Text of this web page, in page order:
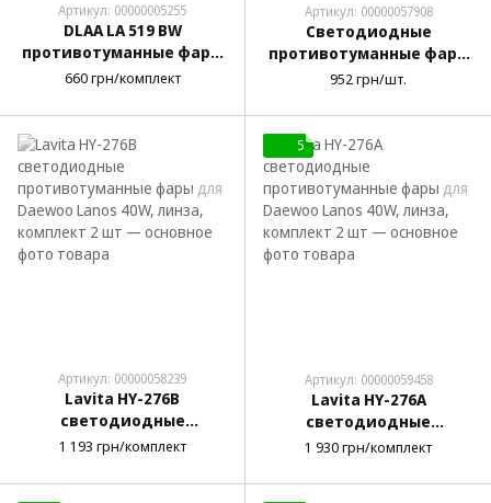
Артикул: 00000005255
DLAA LA 519 BW
противотуманные фары
для ВАЗ 2110-2114
комплект 2 шт
660 грн/комплект
Артикул: 00000057908
Светодиодные
противотуманные фары
для ВАЗ 2110-2115 50W, 1
952 грн/шт.
Артикул: 00000058239
Lavita HY-276B
светодиодные
противотуманные фары
линза, комплект 2 шт
1 193 грн/комплект
5
Артикул: 00000059458
Lavita HY-276A
светодиодные
противотуманные фары
линза, комплект 2 шт
1 930 грн/комплект